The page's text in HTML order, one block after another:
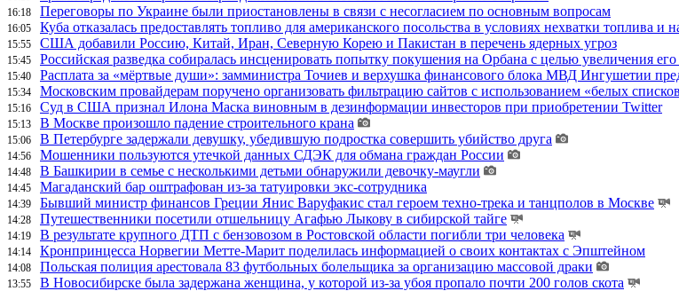
16:18 Переговоры по Украине были приостановлены в связи с несогласием по основным вопросам
16:05 Куба отказалась предоставлять топливо для американского посольства в условиях нехватки топлива и
15:55 США добавили Россию, Китай, Иран, Северную Корею и Пакистан в перечень ядерных угроз
15:45 Российская разведка собиралась инсценировать попытку покушения на Орбана с целью увеличения
15:40 Расплата за «мёртвые души»: замминистра Точиев и верхушка финансового блока МВД Ингушетии
15:34 Московским провайдерам поручено организовать фильтрацию сайтов с использованием «белых
15:16 Суд в США признал Илона Маска виновным в дезинформации инвесторов при приобретении Twitter
15:13 В Москве произошло падение строительного крана
15:06 В Петербурге задержали девушку, убедившую подростка совершить убийство друга
14:56 Мошенники пользуются утечкой данных СДЭК для обмана граждан России
14:48 В Башкирии в семье с несколькими детьми обнаружили девочку-маугли
14:45 Магаданский бар оштрафован из-за татуировки экс-сотрудника
14:39 Бывший министр финансов Греции Янис Варуфакис стал героем техно-трека и танцполов в Москве
14:28 Путешественники посетили отшельницу Агафью Лыкову в сибирской тайге
14:19 В результате крупного ДТП с бензовозом в Ростовской области погибли три человека
14:14 Кронпринцесса Норвегии Метте-Марит поделилась информацией о своих контактах с Эпштейном
14:08 Польская полиция арестовала 83 футбольных болельщика за организацию массовой драки
13:55 В Новосибирске была задержана женщина, у которой из-за убоя пропало почти 200 голов скота